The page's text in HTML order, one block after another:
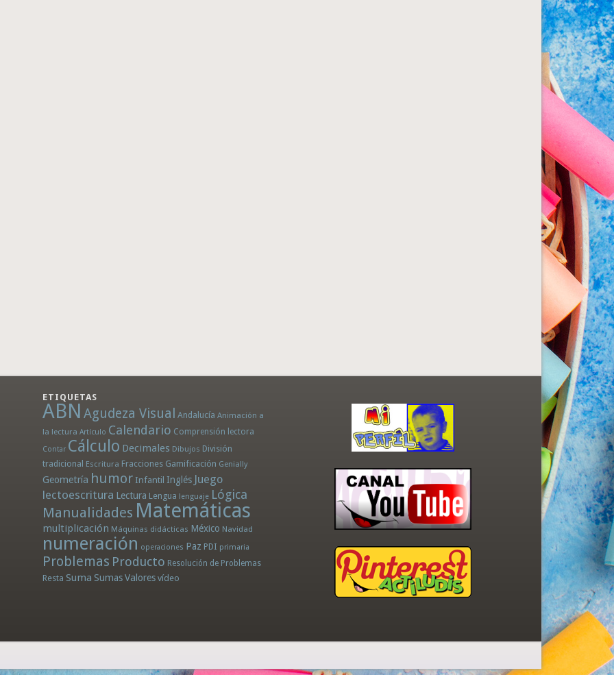
ETIQUETAS
ABN Agudeza Visual Andalucía Animación a
la lectura Artículo Calendario Comprensión lectora
Contar Cálculo Decimales Dibujos División
tradicional Escritura Fracciones Gamificación Genially
Geometría humor Infantil Inglés Juego
lectoescritura Lectura Lengua lenguaje Lógica
Manualidades Matemáticas
multiplicación Máquinas didácticas México Navidad
numeración operaciones Paz PDI primaria
Problemas Producto Resolución de Problemas
Resta Suma SumasValores vídeo